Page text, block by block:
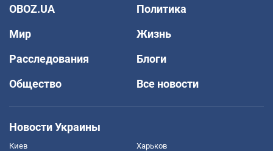
OBOZ.UA
Политика
Мир
Жизнь
Расследования
Блоги
Общество
Все новости
Новости Украины
Киев Харьков